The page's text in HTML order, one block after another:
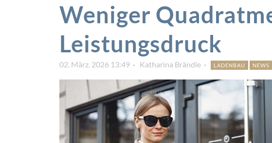
Weniger
Leistungsdruck
02. März. 2026 13:49 Katharina Brändle LADENBAU NEWS